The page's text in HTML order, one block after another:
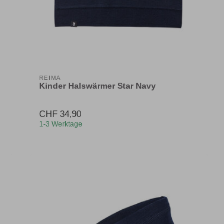
REIMA
Kinder Halswärmer Star Navy
CHF 34,90
1-3 Werktage